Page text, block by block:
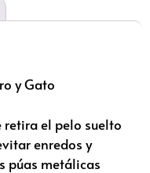
y Gato
retira el pelo suelto
enredos y
púas metálicas